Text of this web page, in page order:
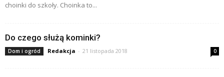
choinki do szkoły. Choinka to...
Do czego służą kominki?
Dom i ogród Redakcja - 21 listopada 2018 0